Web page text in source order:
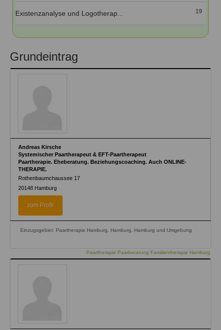
Existenzanalyse und Logotherap... 19
Grundeintrag
Andreas Kirsche
Systemischer Paartherapeut & EFT-Paartherapeut
Paartherapie. Eheberatung. Beziehungscoaching. Auch ONLINE-
THERAPIE.
Rothenbaumchaussee 17
20148 Hamburg
zum Profil
Einzugsgebiet: Paartherapie Hamburg, Hamburg, Hamburg und Umgebung
Paartherapie Paarberatung Familientherapie Hamburg